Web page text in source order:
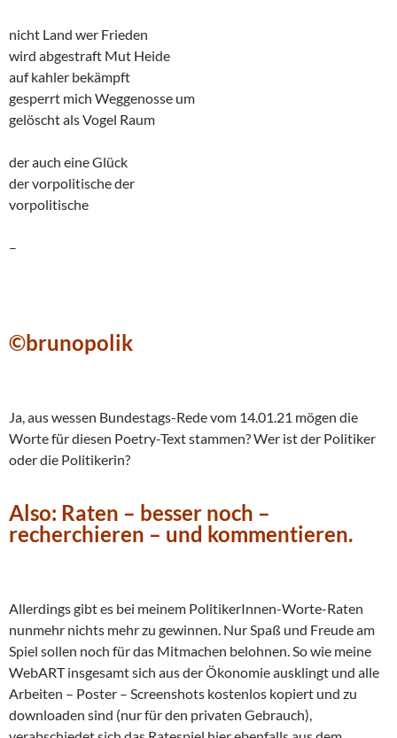
nicht Land wer Frieden
wird abgestraft Mut Heide
auf kahler bekämpft
gesperrt mich Weggenosse um
gelöscht als Vogel Raum
der auch eine Glück
der vorpolitische der
vorpolitische
–
©brunopolik
Ja, aus wessen Bundestags-Rede vom 14.01.21 mögen die
Worte für diesen Poetry-Text stammen? Wer ist der Politiker
oder die Politikerin?
Also: Raten – besser noch –
recherchieren – und kommentieren.
Allerdings gibt es bei meinem PolitikerInnen-Worte-Raten
nunmehr nichts mehr zu gewinnen. Nur Spaß und Freude am
Spiel sollen noch für das Mitmachen belohnen. So wie meine
WebART insgesamt sich aus der Ökonomie ausklingt und alle
Arbeiten – Poster – Screenshots kostenlos kopiert und zu
downloaden sind (nur für den privaten Gebrauch),